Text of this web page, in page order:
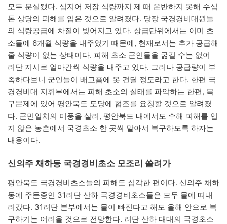
모두 분실됐다. 심지어 저장 식량까지 제 때 운반하지 못해 수십
톤 상당의 피해를 입은 것으로 알려졌다. 당장 국경경비대원들
의 식량공급에 차질이 빚어지고 있다. 상급단위에서는 이미 초
소들에 6개월 식량을 내주었기 때문에, 현재로서는 추가 공급해
줄 식량이 없는 상태이다. 피해 초소 군인들을 굶길 수는 없어
려단 지시로 얼마간씩 식량을 내주고 있다. 그러나 공급량이 부
족하다보니 군인들이 배고픔에 못 견딜 정도라고 한다. 한편 국
경경비대 지휘부에서는 피해 초소의 실태를 파악하는 한편, 복
구문제에 있어 평안북도 도당에 협조를 요청할 것으로 알려졌
다. 군민일치의 미풍을 살려, 평안북도 내에서도 수해 피해를 입
지 않은 농촌에서 국경초소 한 곳씩 맡아서 복구하도록 하자는
내용이다.
신의주 채하동 국경경비초소 모조리 쓸려가
평안북도 국경경비초소들의 피해도 심각한 편이다. 신의주 채하
동에 주둔중인 31려단 산하 국경경비초소들은 모두 물에 떠내
려갔다. 31려단 본부에서는 물이 빠진다고 해도 올해 안으로 복
구하기는 어려울 것으로 전망한다. 려단 산하 대대의 국경초소